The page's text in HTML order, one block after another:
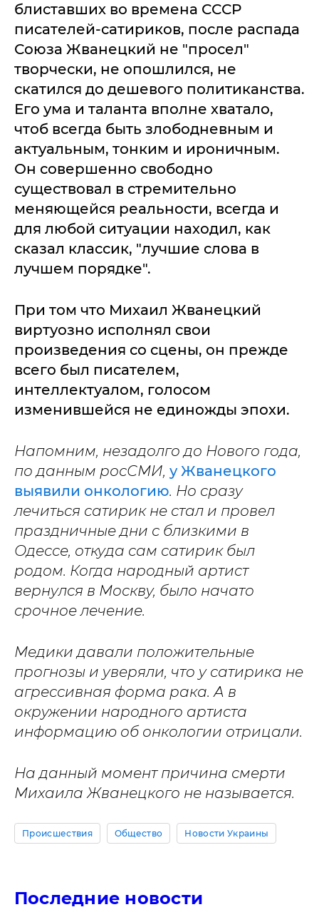
блиставших во времена СССР
писателей-сатириков, после распада
Союза Жванецкий не "просел"
творчески, не опошлился, не
скатился до дешевого политиканства.
Его ума и таланта вполне хватало,
чтоб всегда быть злободневным и
актуальным, тонким и ироничным.
Он совершенно свободно
существовал в стремительно
меняющейся реальности, всегда и
для любой ситуации находил, как
сказал классик, "лучшие слова в
лучшем порядке".
При том что Михаил Жванецкий
виртуозно исполнял свои
произведения со сцены, он прежде
всего был писателем,
интеллектуалом, голосом
изменившейся не единожды эпохи.
Напомним, незадолго до Нового года,
по данным росСМИ, у Жванецкого
выявили онкологию. Но сразу
лечиться сатирик не стал и провел
праздничные дни с близкими в
Одессе, откуда сам сатирик был
родом. Когда народный артист
вернулся в Москву, было начато
срочное лечение.
Медики давали положительные
прогнозы и уверяли, что у сатирика не
агрессивная форма рака. А в
окружении народного артиста
информацию об онкологии отрицали.
На данный момент причина смерти
Михаила Жванецкого не называется.
Происшествия Общество Новости Украины
Последние новости